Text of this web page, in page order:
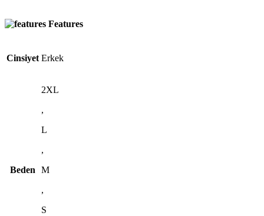
Features
Cinsiyet Erkek
Beden
2XL
,
L
,
M
,
S